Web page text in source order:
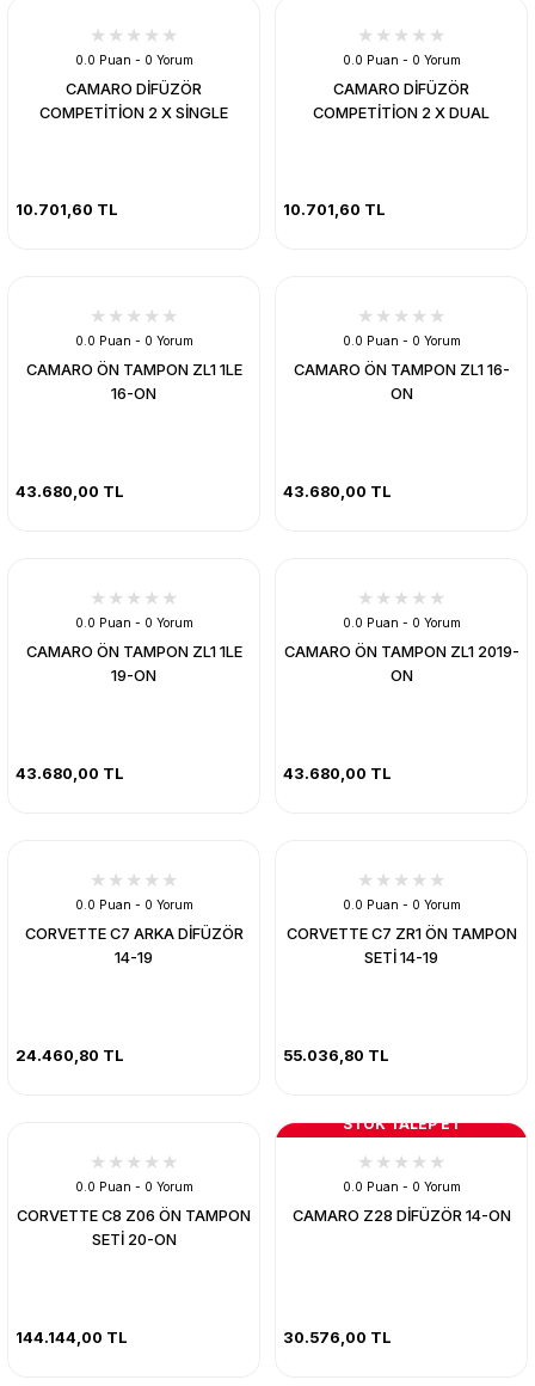
0.0 Puan - 0 Yorum
CAMARO DİFÜZÖR
COMPETİTİON 2 X SİNGLE
10.701,60 TL
0.0 Puan - 0 Yorum
CAMARO DİFÜZÖR
COMPETİTİON 2 X DUAL
10.701,60 TL
0.0 Puan - 0 Yorum
CAMARO ÖN TAMPON ZL1 1LE
16-ON
43.680,00 TL
0.0 Puan - 0 Yorum
CAMARO ÖN TAMPON ZL1 16-
ON
43.680,00 TL
0.0 Puan - 0 Yorum
CAMARO ÖN TAMPON ZL1 1LE
19-ON
43.680,00 TL
0.0 Puan - 0 Yorum
CAMARO ÖN TAMPON ZL1 2019-
ON
43.680,00 TL
0.0 Puan - 0 Yorum
CORVETTE C7 ARKA DİFÜZÖR
14-19
24.460,80 TL
0.0 Puan - 0 Yorum
CORVETTE C7 ZR1 ÖN TAMPON
SETİ 14-19
55.036,80 TL
0.0 Puan - 0 Yorum
CORVETTE C8 Z06 ÖN TAMPON
SETİ 20-ON
144.144,00 TL
STOK TALEP ET
0.0 Puan - 0 Yorum
CAMARO Z28 DİFÜZÖR 14-ON
30.576,00 TL